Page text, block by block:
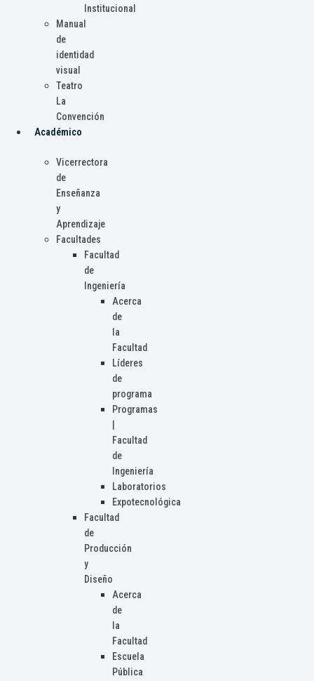
Institucional
Manual
de
identidad
visual
Teatro
La
Convención
Académico
Vicerrectora
de
Enseñanza
y
Aprendizaje
Facultades
Facultad
de
Ingeniería
Acerca
de
la
Facultad
Líderes
de
programa
Programas
Facultad
de
Ingeniería
Laboratorios
Expotecnológica
Facultad
de
Producción
y
Diseño
Acerca
de
la
Facultad
Escuela
Pública